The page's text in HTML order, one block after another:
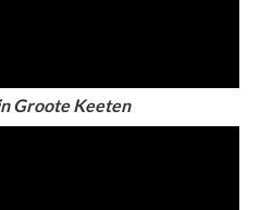
Groote Keeten